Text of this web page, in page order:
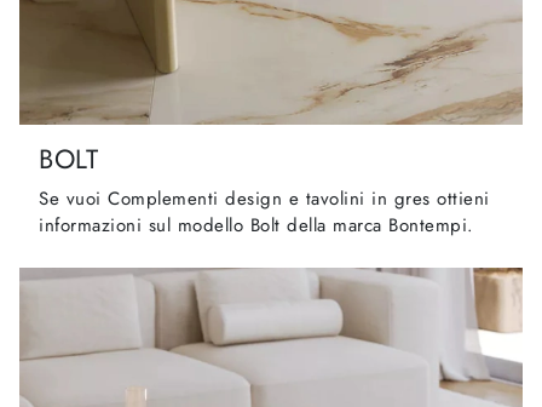
BOLT
Se vuoi Complementi design e tavolini in gres ottieni
informazioni sul modello Bolt della marca Bontempi.